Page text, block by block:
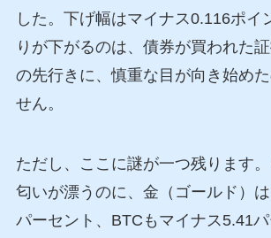
した。下げ幅はマイナス0.116ポイ
りが下がるのは、債券が買われた
の先行きに、慎重な目が向き始め
せん。
ただし、ここに謎が一つ残ります
匂いが漂うのに、金（ゴールド）
パーセント、BTCもマイナス5.41パ